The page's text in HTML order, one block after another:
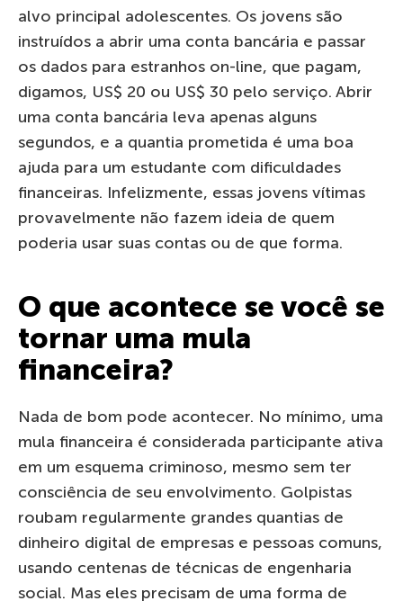
alvo principal adolescentes. Os jovens são
instruídos a abrir uma conta bancária e passar
os dados para estranhos on-line, que pagam,
digamos, US$ 20 ou US$ 30 pelo serviço. Abrir
uma conta bancária leva apenas alguns
segundos, e a quantia prometida é uma boa
ajuda para um estudante com dificuldades
financeiras. Infelizmente, essas jovens vítimas
provavelmente não fazem ideia de quem
poderia usar suas contas ou de que forma.
O que acontece se você se
tornar uma mula
financeira?
Nada de bom pode acontecer. No mínimo, uma
mula financeira é considerada participante ativa
em um esquema criminoso, mesmo sem ter
consciência de seu envolvimento. Golpistas
roubam regularmente grandes quantias de
dinheiro digital de empresas e pessoas comuns,
usando centenas de técnicas de engenharia
social. Mas eles precisam de uma forma de